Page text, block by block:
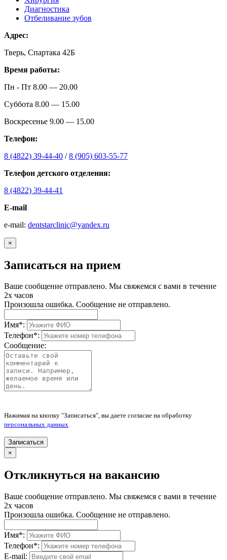
Диагностика
Отбеливание зубов
Адрес:
Тверь, Спартака 42Б
Время работы:
Пн - Пт 8.00 — 20.00
Суббота 8.00 — 15.00
Воскресенье 9.00 — 15.00
Телефон:
8 (4822) 39-44-40 /8 (905) 603-55-77
Телефон детского отделения:
8 (4822) 39-44-41
E-mail
е-mail: dentstarclinic@yandex.ru
×
Записаться на прием
Ваше сообщение отправлено. Мы свяжемся с вами в течение
2х часов
Произошла ошибка. Сообщение не отправлено.
Имя*:
Телефон*:
Сообщение:
Нажимая на кнопку "Записаться", вы даете согласие на обработку
персональных данных
Записаться
×
Откликнуться на вакансию
Ваше сообщение отправлено. Мы свяжемся с вами в течение
2х часов
Произошла ошибка. Сообщение не отправлено.
Имя*:
Телефон*:
E-mail: